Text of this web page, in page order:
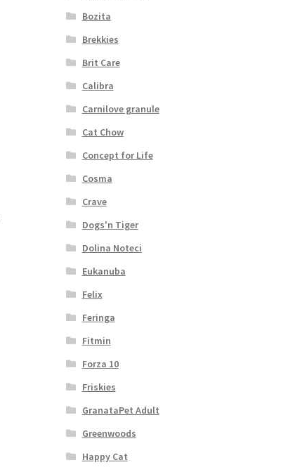
Bozita
Brekkies
Brit Care
Calibra
Carnilove granule
Cat Chow
Concept for Life
Cosma
Crave
Dogs'n Tiger
Dolina Noteci
Eukanuba
Felix
Feringa
Fitmin
Forza 10
Friskies
GranataPet Adult
Greenwoods
Happy Cat